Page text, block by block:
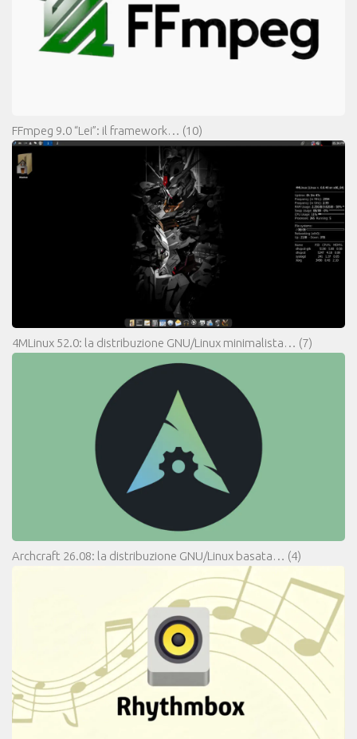
FFmpeg 9.0 “Lei”: il framework… (10)
4MLinux 52.0: la distribuzione GNU/Linux minimalista… (7)
Archcraft 26.08: la distribuzione GNU/Linux basata… (4)